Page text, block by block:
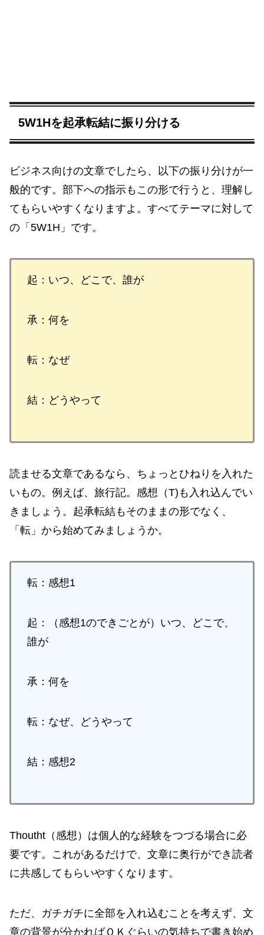
5W1Hを起承転結に振り分ける
ビジネス向けの文章でしたら、以下の振り分けが一
般的です。部下への指示もこの形で行うと、理解し
てもらいやすくなりますよ。すべてテーマに対して
の「5W1H」です。
起：いつ、どこで、誰が
承：何を
転：なぜ
結：どうやって
読ませる文章であるなら、ちょっとひねりを入れた
いもの。例えば、旅行記。感想（T)も入れ込んでい
きましょう。起承転結もそのままの形でなく、
「転」から始めてみましょうか。
転：感想1
起：（感想1のできごとが）いつ、どこで、
誰が
承：何を
転：なぜ、どうやって
結：感想2
Thoutht（感想）は個人的な経験をつづる場合に必
要です。これがあるだけで、文章に奥行ができ読者
に共感してもらいやすくなります。
ただ、ガチガチに全部を入れ込むことを考えず、文
章の背景が分かればＯＫぐらいの気持ちで書き始め